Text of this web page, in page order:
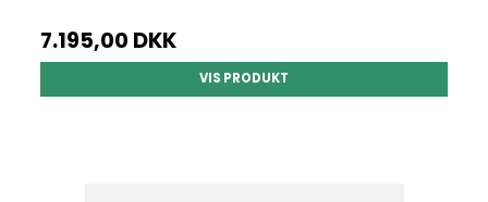
7.195,00 DKK
VIS PRODUKT